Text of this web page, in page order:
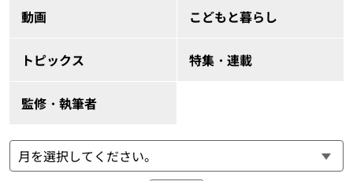
動画 こどもと暮らし
トピックス 特集・連載
監修・執筆者